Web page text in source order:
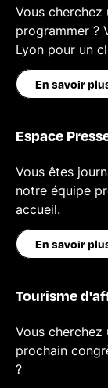
Vous cherchez
programmer ?
Lyon pour un
En savoir
Espace
Vous êtes
notre équipe
accueil.
En savoir
Tourisme
Vous
prochain
?